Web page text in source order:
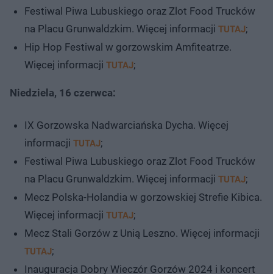
Festiwal Piwa Lubuskiego oraz Zlot Food Trucków
na Placu Grunwaldzkim. Więcej informacji TUTAJ;
Hip Hop Festiwal w gorzowskim Amfiteatrze.
Więcej informacji TUTAJ;
Niedziela, 16 czerwca:
IX Gorzowska Nadwarciańska Dycha. Więcej
informacji TUTAJ;
Festiwal Piwa Lubuskiego oraz Zlot Food Trucków
na Placu Grunwaldzkim. Więcej informacji TUTAJ;
Mecz Polska-Holandia w gorzowskiej Strefie Kibica.
Więcej informacji TUTAJ;
Mecz Stali Gorzów z Unią Leszno. Więcej informacji
TUTAJ;
Inauguracja Dobry Wieczór Gorzów 2024 i koncert